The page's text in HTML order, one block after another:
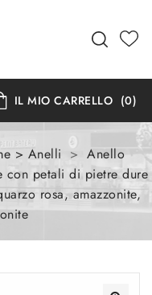
IL MIO CARRELLO (0)
> Anelli > Anello
con petali di pietre dure
rosa, amazzonite,